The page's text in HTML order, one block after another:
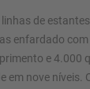
de
enfardado
e 4.000
em nove níveis.